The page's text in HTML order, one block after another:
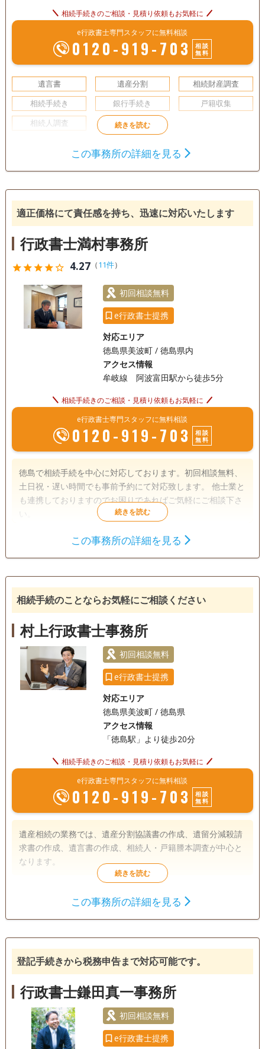
相続手続きのご相談・見積り依頼もお気軽に
e行政書士専門スタッフに無料相談
0120-919-703
相談
無料
遺言書 遺産分割
相続財産調査
相続手続き
銀行手続き
戸籍収集
相続人調査
訪問可 土日相談可
この事務所の詳細を見る
適正価格にて責任感を持ち、迅速に対応いたします
行政書士満村事務所
starstarstarstarstar_outline 4.27（11件）
初回相談無料
e行政書士提携
対応エリア
徳島県美波町 / 徳島県内
アクセス情報
牟岐線 阿波富田駅から徒歩5分
相続手続きのご相談・見積り依頼もお気軽に
e行政書士専門スタッフに無料相談
0120-919-703
相談
無料
徳島で相続手続を中心に対応しております。初回相談無料、
土日祝・遅い時間でも事前予約にて対応致します。 他士業と
も連携しておりますのでお困りであればご気軽にご相談下さ
遺産分割
銀行手続き
戸籍収集 相続人調査
電話相談可 訪問可 土日相談可 初回相談無料
18時以降相談可 事務所面談可
この事務所の詳細を見る
相続手続のことならお気軽にご相談ください
村上行政書士事務所
初回相談無料
e行政書士提携
対応エリア
徳島県美波町 / 徳島県
アクセス情報
「徳島駅」より徒歩20分
相続手続きのご相談・見積り依頼もお気軽に
e行政書士専門スタッフに無料相談
0120-919-703
相談
無料
遺産相続の業務では、遺産分割協議書の作成、遺留分減殺請
求書の作成、遺言書の作成、相続人・戸籍謄本調査が中心と
なります。
電話相談可
この事務所の詳細を見る
登記手続きから税務申告まで対応可能です。
行政書士鎌田真一事務所
初回相談無料
e行政書士提携